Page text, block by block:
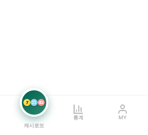
7 21 42
캐시로또
통계 MY